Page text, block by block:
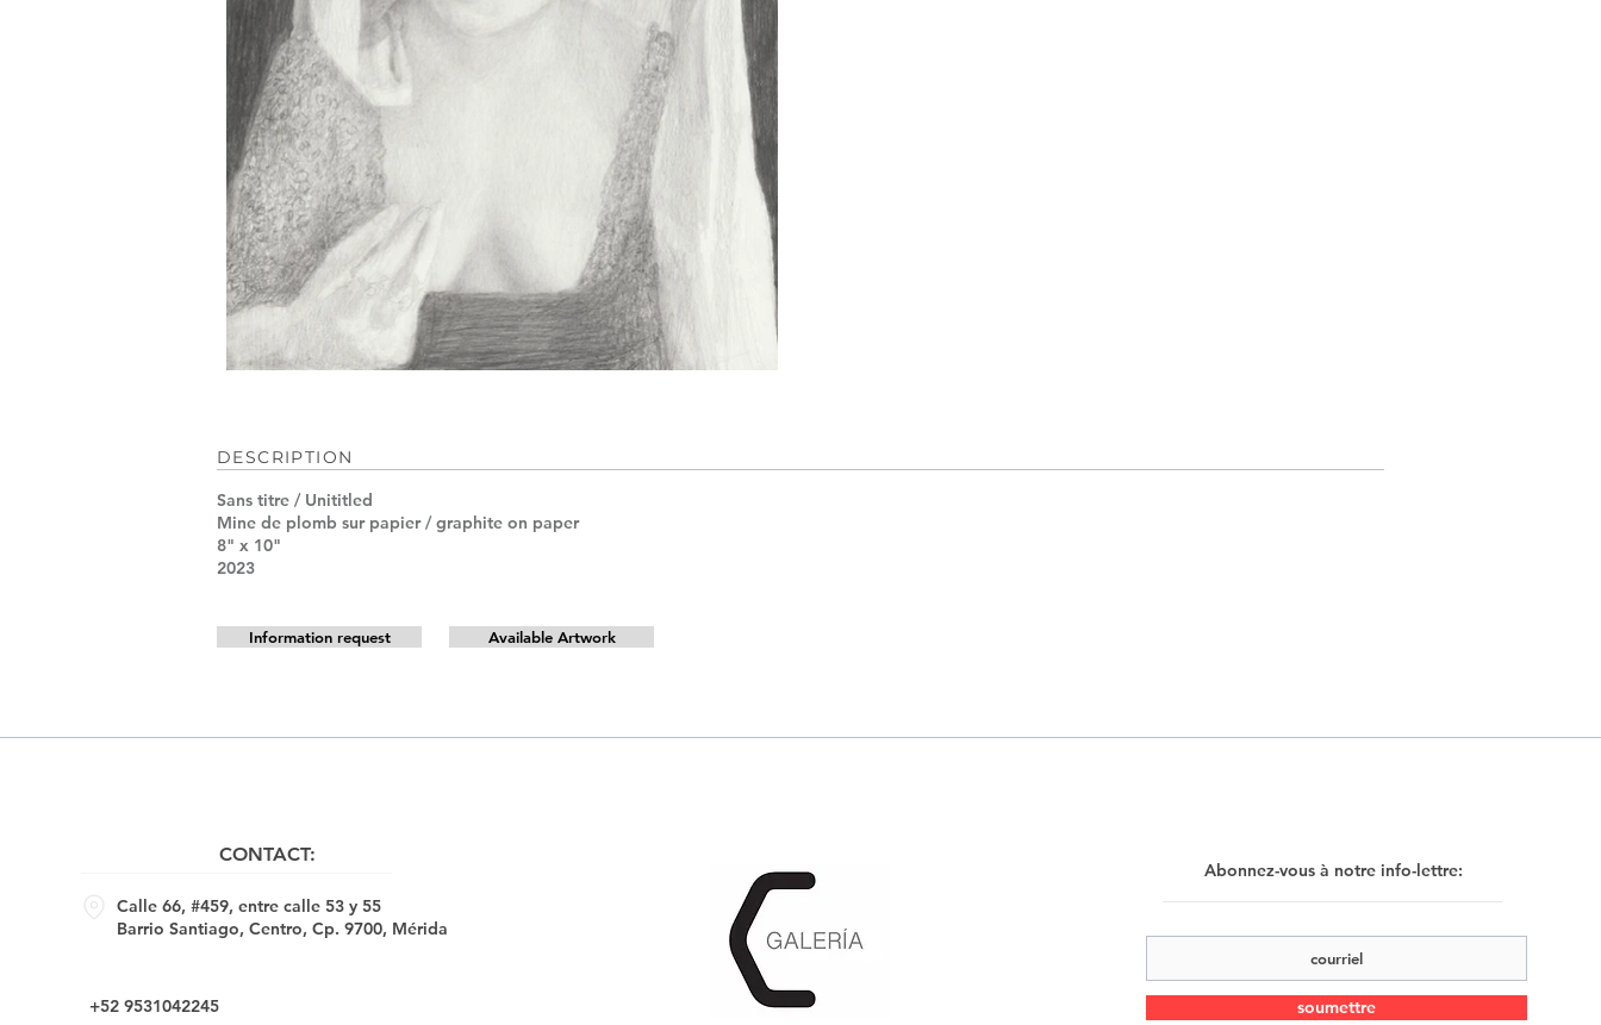
DESCRIPTION
Sans titre / Unititled
Mine de plomb sur papier / graphite on paper
8" x 10"
2023
Information request Available Artwork
CONTACT:
Calle 66, #459, entre calle 53 y 55
Barrio Santiago, Centro, Cp. 9700, Mérida
+52 9531042245
Abonnez-vous à notre info-lettre:
soumettre